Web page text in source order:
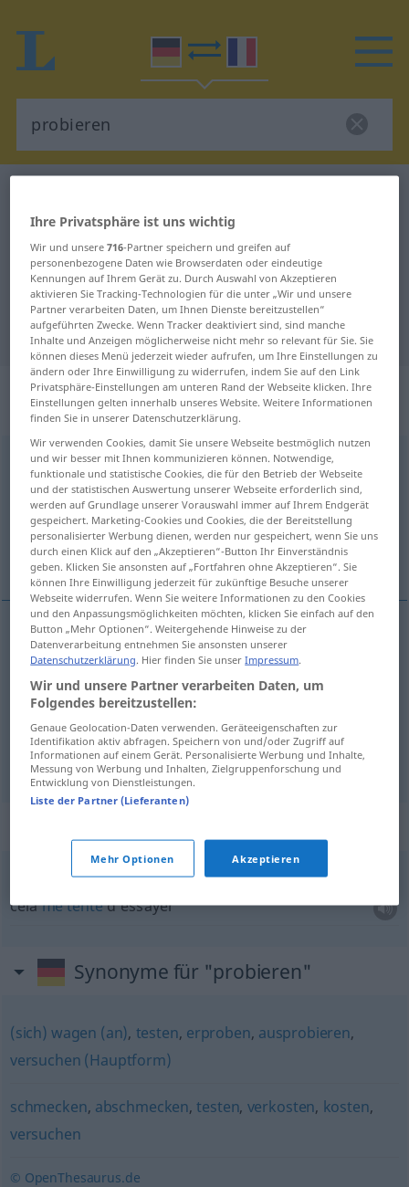
Deutsch-Französisch Übersetzung
für "probieren"
"probieren" Französisch
Übersetzung
„probieren“: transitives Verb |
intransitives Verb
probierenv/t&v/i <sans ge>
Übersicht aller Übersetzungen
(Für mehr Details die Übersetzung anklicken/antippen)
essayer goûter, déguster
essayer probieren (≈ versuchen)
goûter
déguster probierenWein
celametented’essayer
Synonyme für "probieren"
(sich) wagen (an), testen, erproben, ausprobieren,
versuchen (Hauptform)
schmecken, abschmecken,testen, verkosten, kosten,
versuchen
© OpenThesaurus.de
Ihre Privatsphäre ist uns wichtig
Wir und unsere716-Partner speichern und greifen auf
personenbezogene Daten wie Browserdaten oder eindeutige
Kennungen auf Ihrem Gerät zu. Durch Auswahl von Akzeptieren
aktivieren Sie Tracking-Technologien für die unter „Wir und unsere
Partner verarbeiten Daten, um Ihnen Dienste bereitzustellen“
aufgeführten Zwecke. Wenn Tracker deaktiviert sind, sind manche
Inhalte und Anzeigen möglicherweise nicht mehr so relevant für Sie. Sie
können dieses Menü jederzeit wieder aufrufen, um Ihre Einstellungen zu
ändern oder Ihre Einwilligung zu widerrufen, indem Sie auf den Link
Privatsphäre-Einstellungen am unteren Rand der Webseite klicken. Ihre
Einstellungen gelten innerhalb unseres Website. Weitere Informationen
finden Sie in unserer Datenschutzerklärung.
Wir verwenden Cookies, damit Sie unsere Webseite bestmöglich nutzen
und wir besser mit Ihnen kommunizieren können. Notwendige,
funktionale und statistische Cookies, die für den Betrieb der Webseite
und der statistischen Auswertung unserer Webseite erforderlich sind,
werden auf Grundlage unserer Vorauswahl immer auf Ihrem Endgerät
gespeichert. Marketing-Cookies und Cookies, die der Bereitstellung
personalisierter Werbung dienen, werden nur gespeichert, wenn Sie uns
durch einen Klick auf den „Akzeptieren“-Button Ihr Einverständnis
geben. Klicken Sie ansonsten auf „Fortfahren ohne Akzeptieren“. Sie
können Ihre Einwilligung jederzeit für zukünftige Besuche unserer
Webseite widerrufen. Wenn Sie weitere Informationen zu den Cookies
und den Anpassungsmöglichkeiten möchten, klicken Sie einfach auf den
Button „Mehr Optionen“. Weitergehende Hinweise zu der
Datenverarbeitung entnehmen Sie ansonsten unserer
Datenschutzerklärung. Hier finden Sie unserImpressum.
Wir und unsere Partner verarbeiten Daten, um
Folgendes bereitzustellen:
Genaue Geolocation-Daten verwenden. Geräteeigenschaften zur
Identifikation aktiv abfragen. Speichern von und/oder Zugriff auf
Informationen auf einem Gerät. Personalisierte Werbung und Inhalte,
Messung von Werbung und Inhalten, Zielgruppenforschung und
Entwicklung von Dienstleistungen.
Liste der Partner (Lieferanten)
Mehr Optionen Akzeptieren